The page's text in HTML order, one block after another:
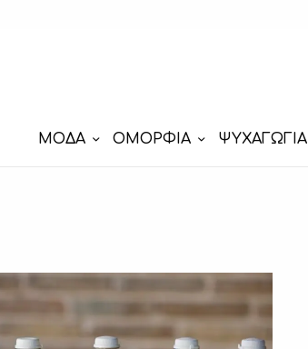
ΜΟΔΑ ΟΜΟΡΦΙΑ ΨΥΧΑΓΩΓΙΑ